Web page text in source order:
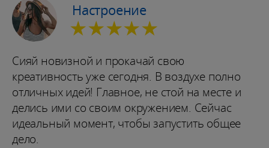
Настроение
★★★★★
Сияй новизной и прокачай свою
креативность уже сегодня. В воздухе полно
отличных идей! Главное, не стой на месте и
делись ими со своим окружением. Сейчас
идеальный момент, чтобы запустить общее
дело.